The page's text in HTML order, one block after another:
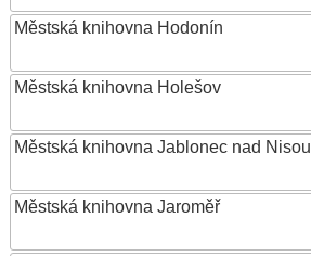
Městská knihovna Hodonín
Městská knihovna Holešov
Městská knihovna Jablonec nad Nisou
Městská knihovna Jaroměř